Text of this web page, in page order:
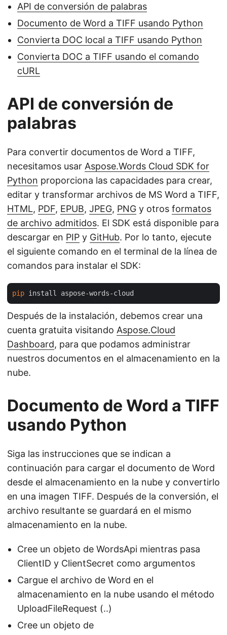
API de conversión de palabras
Documento de Word a TIFF usando Python
Convierta DOC local a TIFF usando Python
Convierta DOC a TIFF usando el comando
cURL
API de conversión de
palabras
Para convertir documentos de Word a TIFF,
necesitamos usar Aspose.Words Cloud SDK for
Python proporciona las capacidades para crear,
editar y transformar archivos de MS Word a TIFF,
HTML, PDF, EPUB, JPEG, PNG y otros formatos
de archivo admitidos. El SDK está disponible para
descargar en PIP y GitHub. Por lo tanto, ejecute
el siguiente comando en el terminal de la línea de
comandos para instalar el SDK:
pip
Después de la instalación, debemos crear una
cuenta gratuita visitando Aspose.Cloud
Dashboard, para que podamos administrar
nuestros documentos en el almacenamiento en la
nube.
Documento de Word a TIFF
usando Python
Siga las instrucciones que se indican a
continuación para cargar el documento de Word
desde el almacenamiento en la nube y convertirlo
en una imagen TIFF. Después de la conversión, el
archivo resultante se guardará en el mismo
almacenamiento en la nube.
Cree un objeto de WordsApi mientras pasa
ClientID y ClientSecret como argumentos
Cargue el archivo de Word en el
almacenamiento en la nube usando el método
UploadFileRequest (..)
Cree un objeto de